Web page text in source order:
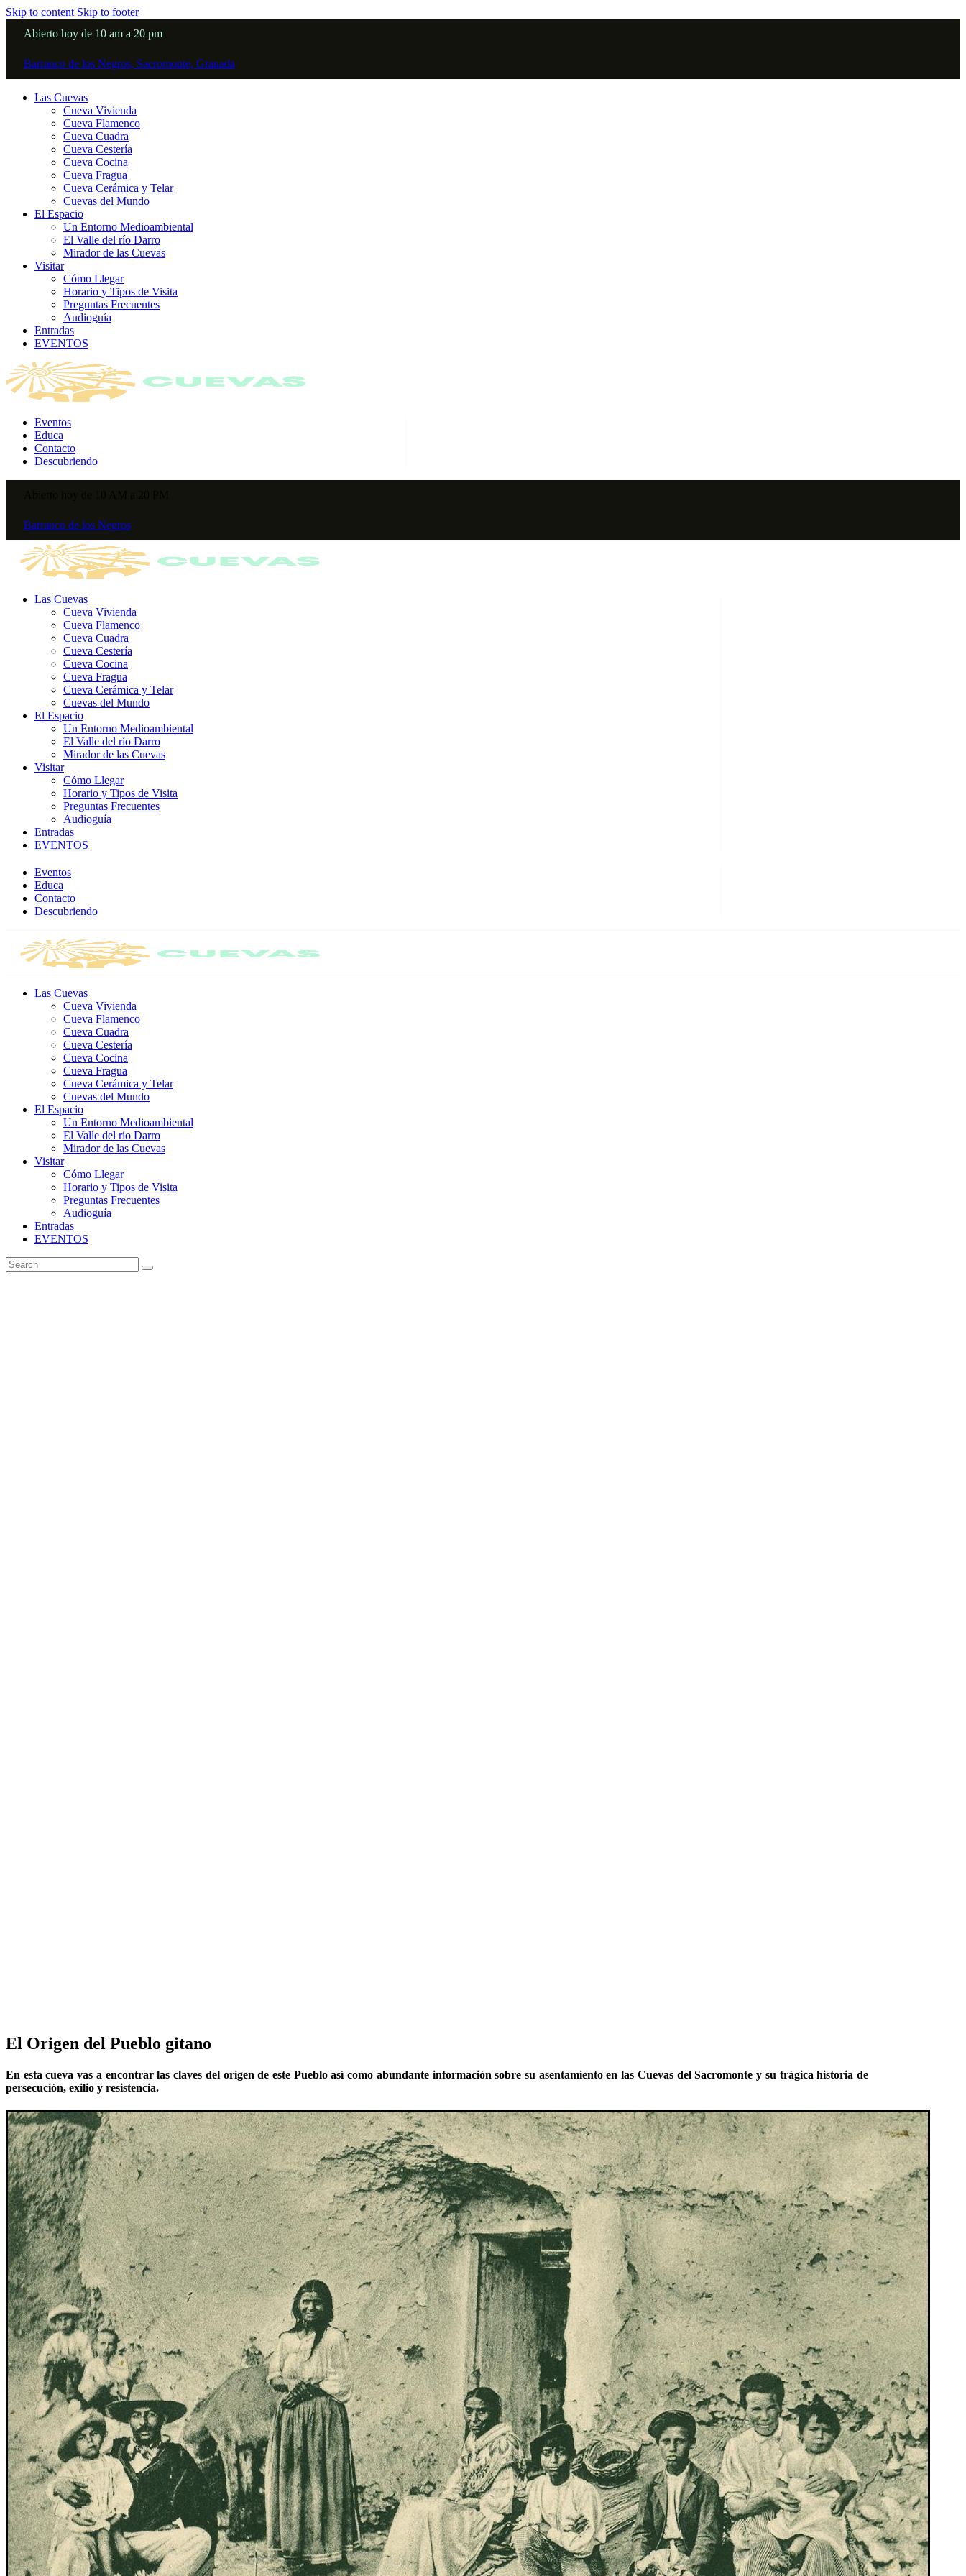
Skip to content Skip to footer
Abierto hoy de 10 am a 20 pm
Barranco de los Negros, Sacromonte, Granada
Las Cuevas
Cueva Vivienda
Cueva Flamenco
Cueva Cuadra
Cueva Cestería
Cueva Cocina
Cueva Fragua
Cueva Cerámica y Telar
Cuevas del Mundo
El Espacio
Un Entorno Medioambiental
El Valle del río Darro
Mirador de las Cuevas
Visitar
Cómo Llegar
Horario y Tipos de Visita
Preguntas Frecuentes
Audioguía
Entradas
EVENTOS
Eventos
Educa
Contacto
Descubriendo
Barranco de los Negros
Las Cuevas
Cueva Vivienda
Cueva Flamenco
Cueva Cuadra
Cueva Cestería
Cueva Cocina
Cueva Fragua
Cueva Cerámica y Telar
Cuevas del Mundo
El Espacio
Un Entorno Medioambiental
El Valle del río Darro
Mirador de las Cuevas
Visitar
Cómo Llegar
Horario y Tipos de Visita
Preguntas Frecuentes
Audioguía
Entradas
EVENTOS
Eventos
Educa
Contacto
Descubriendo
Las Cuevas
Cueva Vivienda
Cueva Flamenco
Cueva Cuadra
Cueva Cestería
Cueva Cocina
Cueva Fragua
Cueva Cerámica y Telar
Cuevas del Mundo
El Espacio
Un Entorno Medioambiental
El Valle del río Darro
Mirador de las Cuevas
Visitar
Cómo Llegar
Horario y Tipos de Visita
Preguntas Frecuentes
Audioguía
Entradas
EVENTOS
El Origen del Pueblo gitano
En esta cueva vas a encontrar las claves del origen de este Pueblo así como abundante información sobre su asentamiento en las Cuevas del Sacromonte y su trágica historia de
persecución, exilio y resistencia.